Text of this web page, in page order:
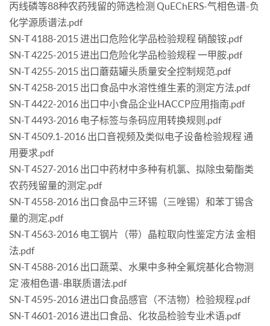
丙线磷等88种农药残留的筛选检测 QuEChERS-气相色谱-负
化学源质谱法.pdf
SN-T 4188-2015 进出口危险化学品检验规程 硝酸铵.pdf
SN-T 4225-2015 进出口危险化学品检验规程 一甲胺.pdf
SN-T 4255-2015 出口蘑菇罐头质量安全控制规范.pdf
SN-T 4258-2015 出口食品中水溶性维生素的测定方法.pdf
SN-T 4422-2016 出口中小食品企业HACCP应用指南.pdf
SN-T 4493-2016 电子标签与条码应用转换规则.pdf
SN-T 4509.1-2016 出口音视频及类似电子设备检验规程 通
用要求.pdf
SN-T 4527-2016 出口中药材中多种有机氯、拟除虫菊酯类
农药残留量的测定.pdf
SN-T 4558-2016 出口食品中三环锡（三唑锡）和苯丁锡含
量的测定.pdf
SN-T 4563-2016 电工钢片（带）晶粒取向性鉴定方法 金相
法.pdf
SN-T 4588-2016 出口蔬菜、水果中多种全氟烷基化合物测
定 液相色谱-串联质谱法.pdf
SN-T 4595-2016 进出口食品感官（不洁物）检验规程.pdf
SN-T 4601-2016 进出口食品、化妆品检验专业术语.pdf